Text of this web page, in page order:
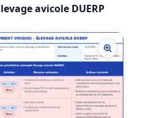
collectives et enfin les EPI. Le
alimenter la démarche de
exigences du Code du travail
jour des risques. Les unités et
selon le type de production
et l’organisation du site. La
les évolutions et de justifier les
techniques,
avicole DUERP